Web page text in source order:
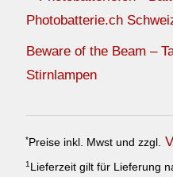
Photobatterie.ch
Beware of the Beam –
Stirnlampen
* Preise inkl. Mwst und zzgl.
1 Lieferzeit gilt für Lieferung